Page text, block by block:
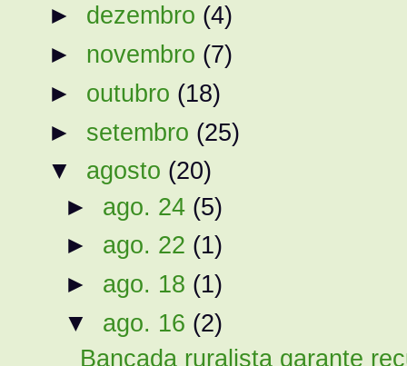
► dezembro (4)
► novembro (7)
► outubro (18)
► setembro (25)
▼ agosto (20)
► ago. 24 (5)
► ago. 22 (1)
► ago. 18 (1)
▼ ago. 16 (2)
Bancada ruralista garante